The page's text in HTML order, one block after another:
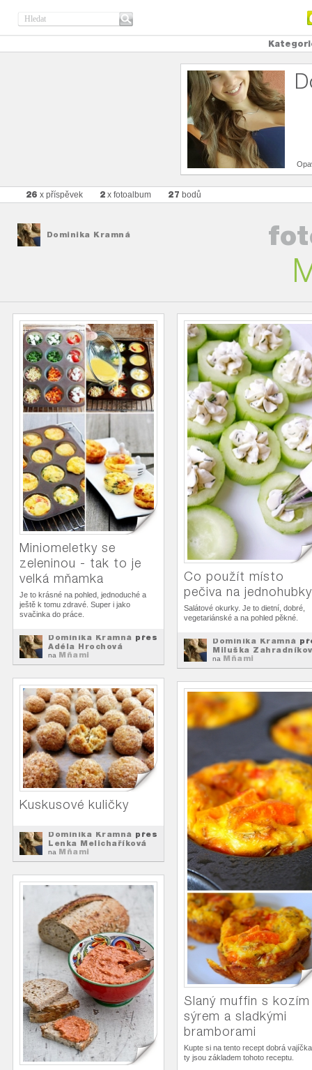
26 x příspěvek 2 x fotoalbum 27 bodů
Dominika Kramná
Miniomeletky se
zeleninou - tak to je
velká mňamka
Je to krásné na pohled, jednoduché a
ještě k tomu zdravé. Super i jako
svačinka do práce.
Dominika Kramná přes
Adéla Hrochová
na Mňami
Co použít místo
pečiva na
Salátové okurky. Je to dietní, dobré,
vegetariánské a na pohled pěkné.
Dominika Kramná
Miluška
na Mňami
Kuskusové kuličky
Dominika Kramná přes
Lenka Melichaříková
na Mňami
Slaný muffin s kozím
sýrem a sladkými
bramborami
Kupte si na tento recept dobrá
ty jsou základem tohoto receptu.